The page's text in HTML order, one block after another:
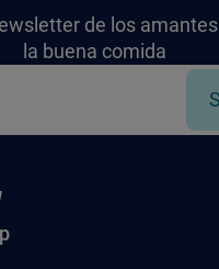
de los
la buena comida